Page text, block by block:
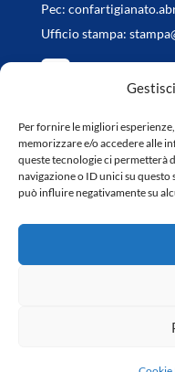
Per fornire le migliori
memorizzare e/o accedere alle
queste tecnologie ci permetterà
navigazione o ID unici su
può influire negativamente su
Pec:
Ufficio stampa:
Orari di
da Lunedì a Venerdì
8.30-13.00 / 14.30-